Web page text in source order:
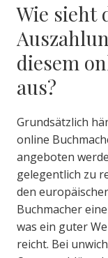
Wie sieht
diesem
aus?
Grundsätzlich
online
angeboten
gelegentlich zu
den
Buchmacher
was ein guter
reicht. Bei